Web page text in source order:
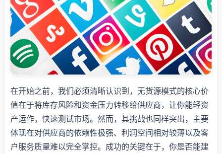
在开始之前，我们必须清晰认识到，无货源模式的核心价
值在于将库存风险和资金压力转移给供应商，让你能轻资
产运作，快速测试市场。然而，其挑战也同样突出，主要
体现在对供应商的依赖性极强、利润空间相对较薄以及客
户服务质量难以完全掌控。成功的关键在于，你是否能建